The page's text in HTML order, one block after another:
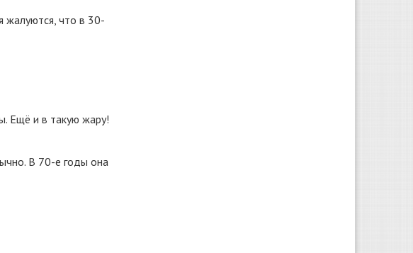
жалуются, что в 30-
Ещё и в такую жару!
В 70-е годы она